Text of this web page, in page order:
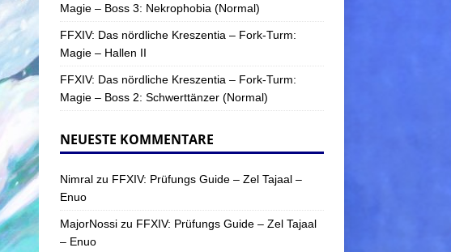
Magie – Boss 3: Nekrophobia (Normal)
FFXIV: Das nördliche Kreszentia – Fork-Turm:
Magie – Hallen II
FFXIV: Das nördliche Kreszentia – Fork-Turm:
Magie – Boss 2: Schwerttänzer (Normal)
NEUESTE KOMMENTARE
Nimralzu FFXIV: Prüfungs Guide – Zel Tajaal –
Enuo
MajorNossizu FFXIV: Prüfungs Guide – Zel Tajaal
– Enuo